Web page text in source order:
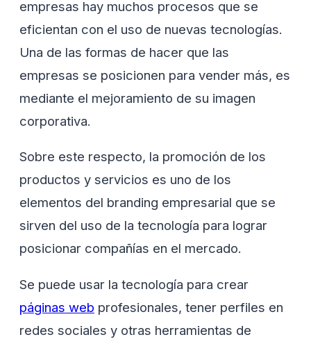
empresas hay muchos procesos que se
eficientan con el uso de nuevas tecnologías.
Una de las formas de hacer que las
empresas se posicionen para vender más, es
mediante el mejoramiento de su imagen
corporativa.
Sobre este respecto, la promoción de los
productos y servicios es uno de los
elementos del branding empresarial que se
sirven del uso de la tecnología para lograr
posicionar compañías en el mercado.
Se puede usar la tecnología para crear
páginas web profesionales, tener perfiles en
redes sociales y otras herramientas de